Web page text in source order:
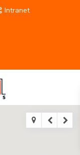
Intranet